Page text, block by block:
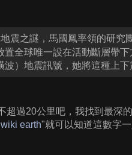
震之謎，馬國鳳率領的研究
置全球唯一設在活動斷層帶
）地震訊號，她將這種上
過20公里吧，我找到最深
wiki earth"就可以知道這數字